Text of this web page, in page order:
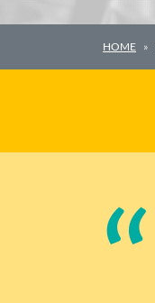
HOME
“